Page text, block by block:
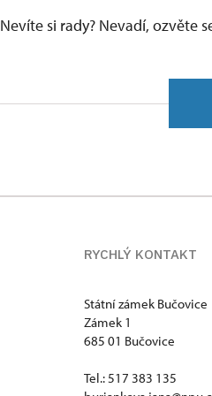
Nevíte si rady? Nevadí, ozvěte
RYCHLÝ KONTAKT
Státní zámek Bučovice
Zámek 1
685 01 Bučovice
Tel.: 517 383 135